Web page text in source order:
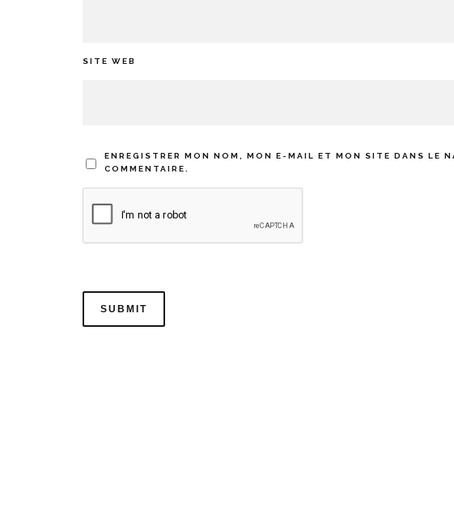
SITE WEB
ENREGISTRER MON NOM, MON E-MAIL ET MON SITE DANS LE
COMMENTAIRE.